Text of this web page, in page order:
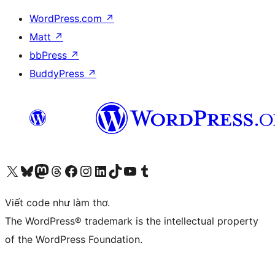
WordPress.com ↗
Matt ↗
bbPress ↗
BuddyPress ↗
Truy cập tài khoản X (trước đây là Twitter) của chúng tôiVisit our Bluesky account
Visit our Mastodon account
Visit our Threads account
Xem trang Facebook của chúng tôiTruy cập tài khoản Instagram của chúng tôiTruy cập tài khoản LinkedIn của chúng tôiVisit our TikTok account
Truy cập kênh YouTube của chúng tôi Visit our Tumblr account
Viết code như làm thơ.
The WordPress® trademark is the intellectual property
of the WordPress Foundation.